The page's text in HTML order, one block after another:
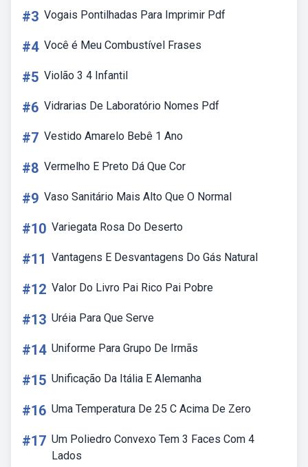
#3 Vogais Pontilhadas Para Imprimir Pdf
#4 Você é Meu Combustível Frases
#5 Violão 3 4 Infantil
#6 Vidrarias De Laboratório Nomes Pdf
#7 Vestido Amarelo Bebê 1 Ano
#8 Vermelho E Preto Dá Que Cor
#9 Vaso Sanitário Mais Alto Que O Normal
#10 Variegata Rosa Do Deserto
#11 Vantagens E Desvantagens Do Gás Natural
#12 Valor Do Livro Pai Rico Pai Pobre
#13 Uréia Para Que Serve
#14 Uniforme Para Grupo De Irmãs
#15 Unificação Da Itália E Alemanha
#16 Uma Temperatura De 25 C Acima De Zero
#17 Um Poliedro Convexo Tem 3 Faces Com 4
Lados